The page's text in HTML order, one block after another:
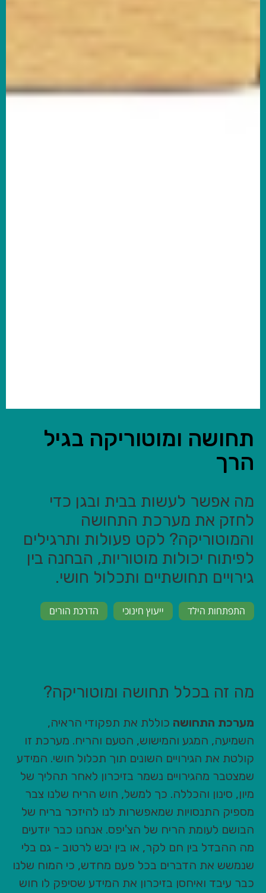
תחושה ומוטוריקה בגיל
הרך
מה אפשר לעשות בבית ובגן כדי
לחזק את מערכת התחושה
והמוטוריקה? לקט פעולות ותרגילים
לפיתוח יכולות מוטוריות, הבחנה בין
גירויים תחושתיים ותכלול חושי.
התפתחות הילד ייעוץ חינוכי הדרכת הורים
מה זה בכלל תחושה ומוטוריקה?
מערכת התחושה כוללת את תפקודי הראיה,
השמיעה, המגע והמישוש, הטעם והריח. מערכת זו
קולטת את הגירויים השונים תוך תכלול חושי. המידע
שמצטבר מהגירויים נשמר בזיכרון לאחר תהליך של
מיון, סינון והכללה. כך למשל, חוש הריח שלנו צבר
מספיק התנסויות שמאפשרות לנו להיזכר בריח של
הבושם לעומת הריח של הצ'יפס. אנחנו כבר יודעים
מה ההבדל בין חם לקר, או בין יבש לרטוב - גם בלי
שנמשש את הדברים בכל פעם מחדש, כי המוח שלנו
כבר עיבד ואיחסן בזיכרון את המידע שסיפק לו חוש